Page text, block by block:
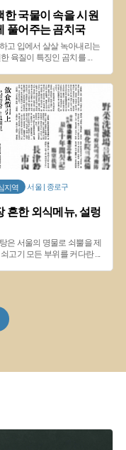
한 국물이 속을 시원
풀어주는 곰치국
고 입에서 살살 녹아내리는
육질이 특징인 곰치를 ...
지역 서울 | 종로구
흔한 외식메뉴, 설렁
은 서울의 명물로 쇠뿔을 제
고기 모든 부위를 커다란...